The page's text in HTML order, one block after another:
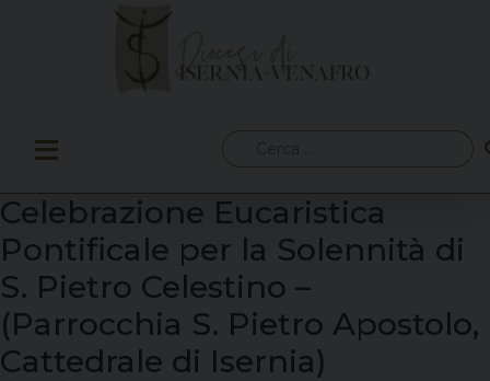
per:
Celebrazione Eucaristica
Pontificale per la Solennità di
S. Pietro Celestino –
(Parrocchia S. Pietro Apostolo,
Cattedrale di Isernia)